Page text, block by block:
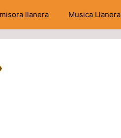
llanera Musica Llanera